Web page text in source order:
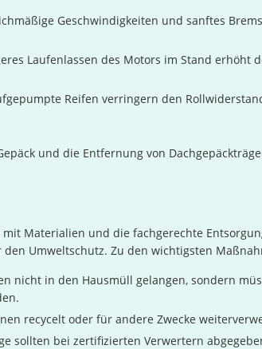
Geschwindigkeiten und sanftes
Laufenlassen des Motors im Stand erhöht
Reifen verringern den
und die Entfernung von
Materialien und die fachgerechte
Umweltschutz. Zu den wichtigsten
nicht in den Hausmüll gelangen, sondern
recycelt oder für andere Zwecke
sollten bei zertifizierten Verwertern